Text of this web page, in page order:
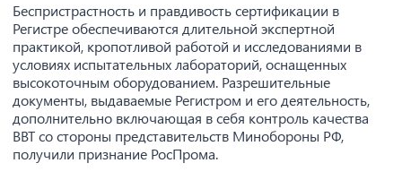
Беспристрастность и правдивость сертификации в
Регистре обеспечиваются длительной экспертной
практикой, кропотливой работой и исследованиями в
условиях испытательных лабораторий, оснащенных
высокоточным оборудованием. Разрешительные
документы, выдаваемые Регистром и его деятельность,
дополнительно включающая в себя контроль качества
ВВТ со стороны представительств Минобороны РФ,
получили признание РосПрома.